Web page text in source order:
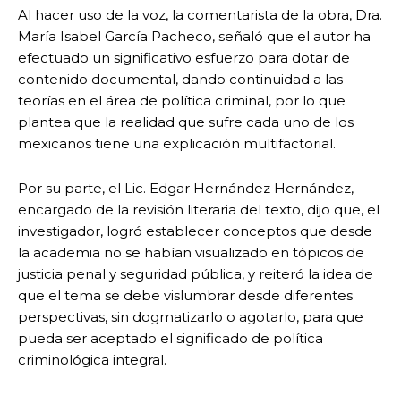
Al hacer uso de la voz, la comentarista de la obra, Dra.
María Isabel García Pacheco, señaló que el autor ha
efectuado un significativo esfuerzo para dotar de
contenido documental, dando continuidad a las
teorías en el área de política criminal, por lo que
plantea que la realidad que sufre cada uno de los
mexicanos tiene una explicación multifactorial.
Por su parte, el Lic. Edgar Hernández Hernández,
encargado de la revisión literaria del texto, dijo que, el
investigador, logró establecer conceptos que desde
la academia no se habían visualizado en tópicos de
justicia penal y seguridad pública, y reiteró la idea de
que el tema se debe vislumbrar desde diferentes
perspectivas, sin dogmatizarlo o agotarlo, para que
pueda ser aceptado el significado de política
criminológica integral.